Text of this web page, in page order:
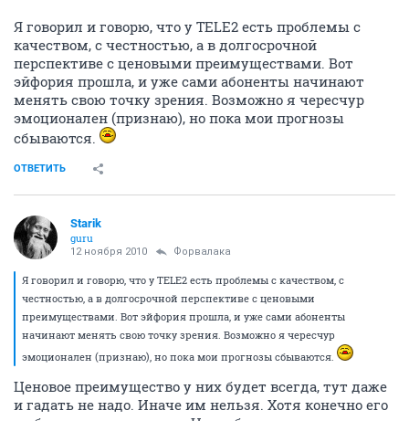
Я говорил и говорю, что у TELE2 есть проблемы с
качеством, с честностью, а в долгосрочной
перспективе с ценовыми преимуществами. Вот
эйфория прошла, и уже сами абоненты начинают
менять свою точку зрения. Возможно я чересчур
эмоционален (признаю), но пока мои прогнозы
сбываются.
ОТВЕТИТЬ
Starik
guru
12 ноября 2010 Форвалака
Я говорил и говорю, что у TELE2 есть проблемы с качеством, с
честностью, а в долгосрочной перспективе с ценовыми
преимуществами. Вот эйфория прошла, и уже сами абоненты
начинают менять свою точку зрения. Возможно я чересчур
эмоционален (признаю), но пока мои прогнозы сбываются.
Ценовое преимущество у них будет всегда, тут даже
и гадать не надо. Иначе им нельзя. Хотя конечно его